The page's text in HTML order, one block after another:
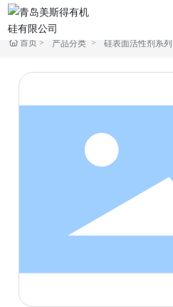
首页 产品分类 硅表面活性剂系列